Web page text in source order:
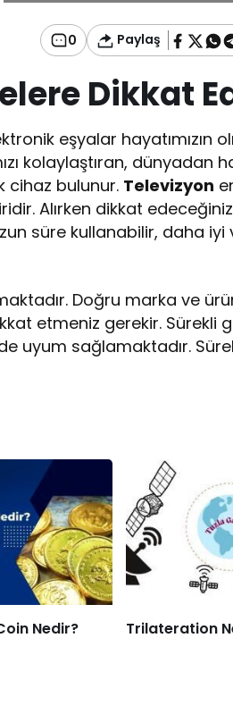
0 Paylaş
Dikkat
eşyalar hayatımızın
kolaylaştıran, dünyadan
cihaz bulunur. Televizyon
Alırken dikkat
süre kullanabilir, daha iyi
Doğru marka ve
etmeniz gerekir. Sürekli
uyum sağlamaktadır.
Nedir? Trilateration